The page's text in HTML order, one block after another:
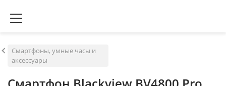
Смартфоны, умные часы и
аксессуары